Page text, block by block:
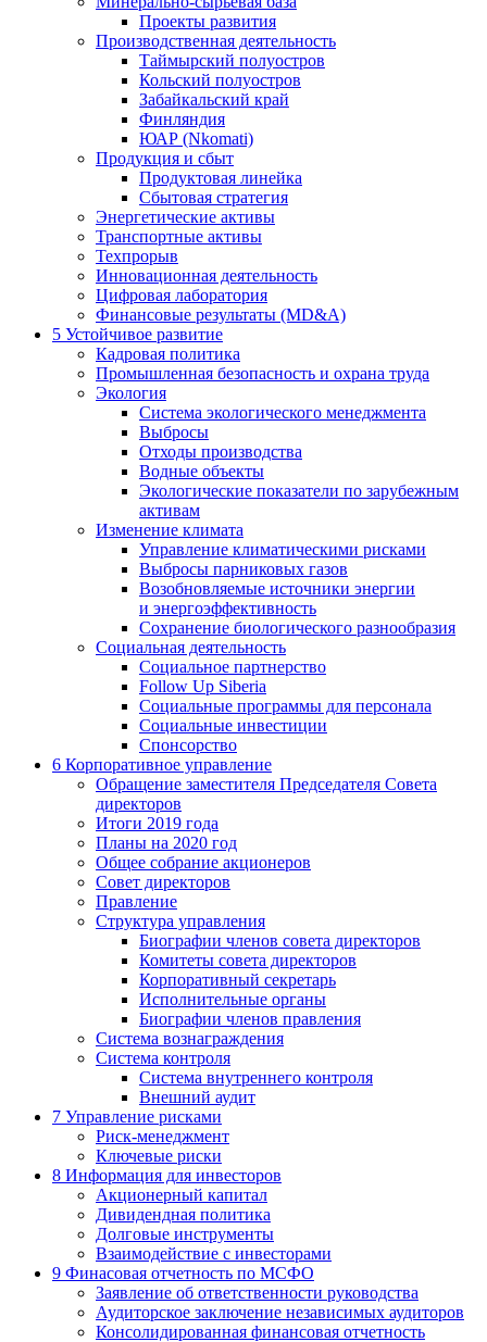
Проекты развития
Производственная деятельность
Таймырский полуостров
Кольский полуостров
Забайкальский край
Финляндия
ЮАР (Nkomati)
Продукция и сбыт
Продуктовая линейка
Сбытовая стратегия
Энергетические активы
Транспортные активы
Техпрорыв
Инновационная деятельность
Цифровая лаборатория
Финансовые результаты (MD&A)
5 Устойчивое развитие
Кадровая политика
Промышленная безопасность и охрана труда
Экология
Система экологического менеджмента
Выбросы
Отходы производства
Водные объекты
Экологические показатели по зарубежным
активам
Изменение климата
Управление климатическими рисками
Выбросы парниковых газов
Возобновляемые источники энергии
и энергоэффективность
Сохранение биологического разнообразия
Социальная деятельность
Социальное партнерство
Follow Up Siberia
Социальные программы для персонала
Социальные инвестиции
Спонсорство
6 Корпоративное управление
Обращение заместителя Председателя Совета
директоров
Итоги 2019 года
Планы на 2020 год
Общее собрание акционеров
Совет директоров
Правление
Структура управления
Биографии членов совета директоров
Комитеты совета директоров
Корпоративный секретарь
Исполнительные органы
Биографии членов правления
Система вознаграждения
Система контроля
Система внутреннего контроля
Внешний аудит
7 Управление рисками
Риск-менеджмент
Ключевые риски
8 Информация для инвесторов
Акционерный капитал
Дивидендная политика
Долговые инструменты
Взаимодействие с инвеcторами
9 Финасовая отчетность по МСФО
Заявление об ответственности руководства
Аудиторское заключение независимых аудиторов
Консолидированная финансовая отчетность